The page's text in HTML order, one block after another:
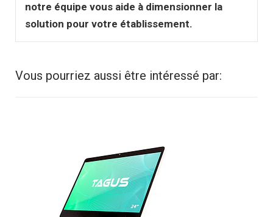
notre équipe vous aide à dimensionner la
solution pour votre établissement.
Vous pourriez aussi être intéressé par: